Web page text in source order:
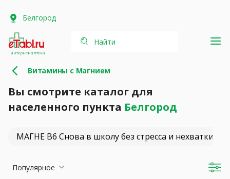
Белгород
интернет-аптека
Найти
Витамины с Магнием
Вы смотрите каталог для
населенного пункта Белгород
МАГНЕ В6 Снова в школу без стресса и нехватки
Популярное